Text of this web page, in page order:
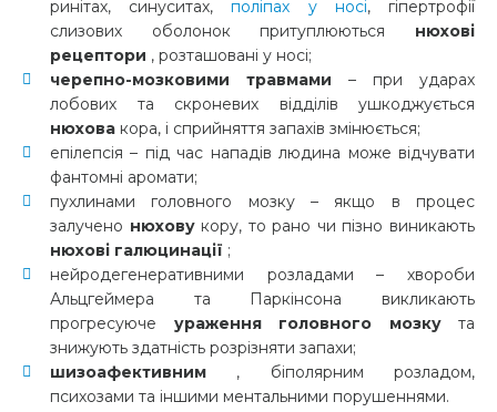
ринітах, синуситах,поліпах у носі, гіпертрофії
слизових оболонок притуплюються нюхові
рецептори , розташовані у носі;
черепно-мозковими травмами – при ударах
лобових та скроневих відділів ушкоджується
нюхова кора, і сприйняття запахів змінюється;
епілепсія – під час нападів людина може відчувати
фантомні аромати;
пухлинами головного мозку – якщо в процес
залучено нюхову кору, то рано чи пізно виникають
нюхові галюцинації ;
нейродегенеративними розладами – хвороби
Альцгеймера та
Паркінсона викликають
прогресуюче ураження головного мозку та
знижують здатність розрізняти запахи;
шизоафективним , біполярним розладом,
психозами та іншими ментальними порушеннями.